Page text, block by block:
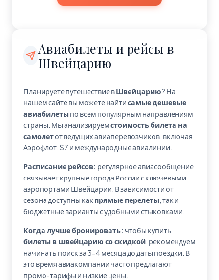
Авиабилеты и рейсы в
Швейцарию
Планируете путешествие вШвейцарию? На
нашем сайте вы можете найтисамые дешевые
авиабилеты по всем популярным направлениям
страны. Мы анализируемстоимость билета на
самолетот ведущих авиаперевозчиков, включая
Аэрофлот, S7 и международные авиалинии.
Расписание рейсов: регулярное авиасообщение
связывает крупные города России с ключевыми
аэропортами Швейцарии. В зависимости от
сезона доступны как прямые перелеты , так и
бюджетные варианты с удобными стыковками.
Когда лучше бронировать: чтобы купить
билеты в Швейцарию со скидкой , рекомендуем
начинать поиск за 3-4 месяца до даты поездки. В
это время авиакомпании часто предлагают
промо-тарифы и низкие цены.